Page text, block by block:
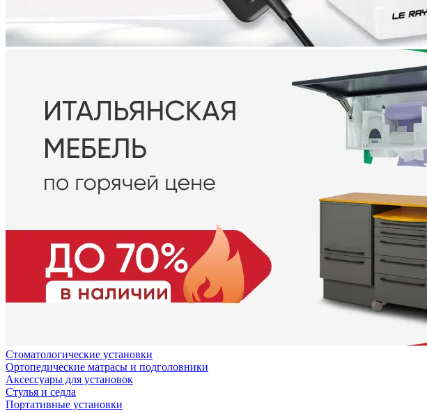
Стоматологические установки
Ортопедические матрасы и подголовники
Аксессуары для установок
Стулья и седла
Портативные установки